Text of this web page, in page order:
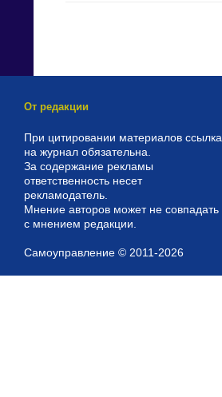
От редакции
При цитировании материалов ссылка
на журнал обязательна.
За содержание рекламы
ответственность несет
рекламодатель.
Мнение авторов может не совпадать
с мнением редакции.
Самоуправление © 2011-2026